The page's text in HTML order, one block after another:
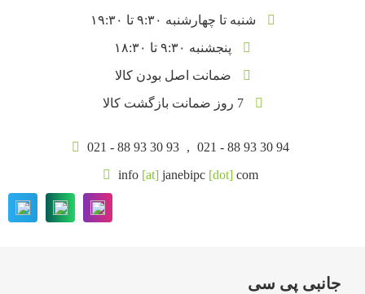
شنبه تا چهارشنبه ۹:۳۰ تا ۱۹:۳۰
پنجشنبه ۹:۳۰ تا ۱۸:۳۰
ضمانت اصل بودن کالا
7 روز ضمانت بازگشت کالا
021 - 88 93 30 93 , 021 - 88 93 30 94
info [at] janebipc [dot] com
جانبی پی سی